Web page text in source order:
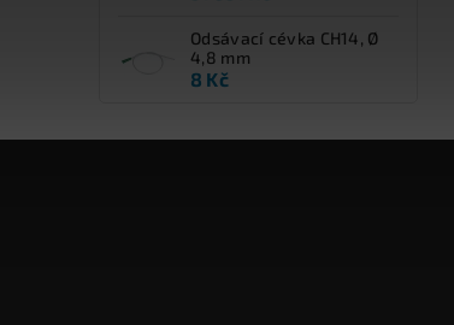
Odsávací cévka CH14, Ø
4,8 mm
8 Kč